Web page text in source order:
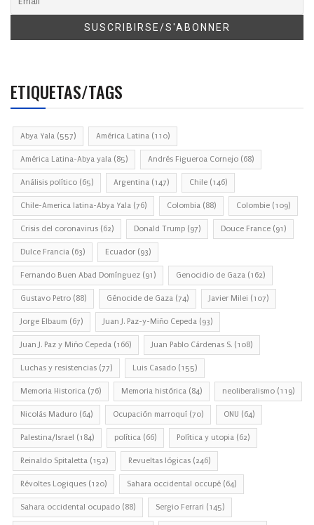
ETIQUETAS/TAGS
Abya Yala (557) América Latina (110)
América Latina-Abya yala (85) Andrés Figueroa Cornejo (68)
Análisis político (65) Argentina (147) Chile (146)
Chile-America latina-Abya Yala (76) Colombia (88) Colombie (109)
Crisis del coronavirus (62) Donald Trump (97) Douce France (91)
Dulce Francia (63) Ecuador (93)
Fernando Buen Abad Domínguez (91) Genocidio de Gaza (162)
Gustavo Petro (88) Génocide de Gaza (74) Javier Milei (107)
Jorge Elbaum (67) Juan J. Paz-y-Miño Cepeda (93)
Juan J. Paz y Miño Cepeda (166) Juan Pablo Cárdenas S. (108)
Luchas y resistencias (77) Luis Casado (155)
Memoria Historica (76) Memoria histórica (84) neoliberalismo (119)
Nicolás Maduro (64) Ocupación marroquí (70) ONU (64)
Palestina/Israel (184) política (66) Política y utopia (62)
Reinaldo Spitaletta (152) Revueltas lógicas (246)
Révoltes Logiques (120) Sahara occidental occupé (64)
Sahara occidental ocupado (88) Sergio Ferrari (145)